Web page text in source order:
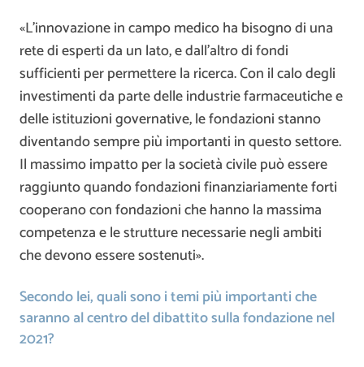
«L’innovazione in campo medico ha bisogno di una
rete di esperti da un lato, e dall’altro di fondi
sufficienti per permettere la ricerca. Con il calo degli
investimenti da parte delle industrie farmaceutiche e
delle istituzioni governative, le fondazioni stanno
diventando sempre più importanti in questo settore.
Il massimo impatto per la società civile può essere
raggiunto quando fondazioni finanziariamente forti
cooperano con fondazioni che hanno la massima
competenza e le strutture necessarie negli ambiti
che devono essere sostenuti».
Secondo lei, quali sono i temi più importanti che
saranno al centro del dibattito sulla fondazione nel
2021?